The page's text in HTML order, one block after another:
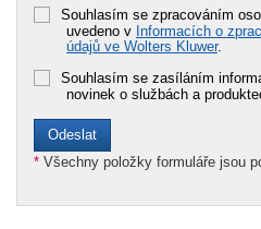
Souhlasím se zpracováním
uvedeno v Informacích o
údajů ve Wolters Kluwer.
Souhlasím se zasíláním
novinek o službách a
* Všechny položky formuláře jsou